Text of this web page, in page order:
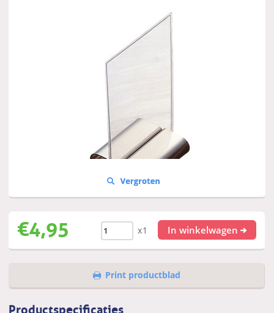
€4,95 x1 In winkelwagen
Print productblad
Productspecificaties